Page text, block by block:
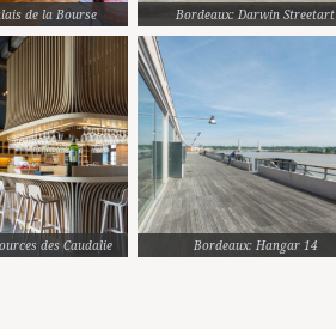
de la Bourse Bordeaux: Darwin Streetart
des Caudalie Bordeaux: Hangar 14